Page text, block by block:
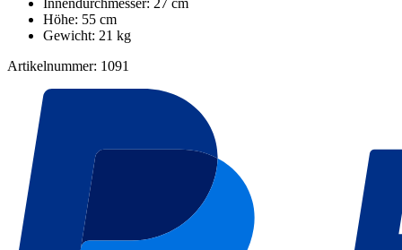
Höhe: 55 cm
Gewicht: 21 kg
Artikelnummer: 1091